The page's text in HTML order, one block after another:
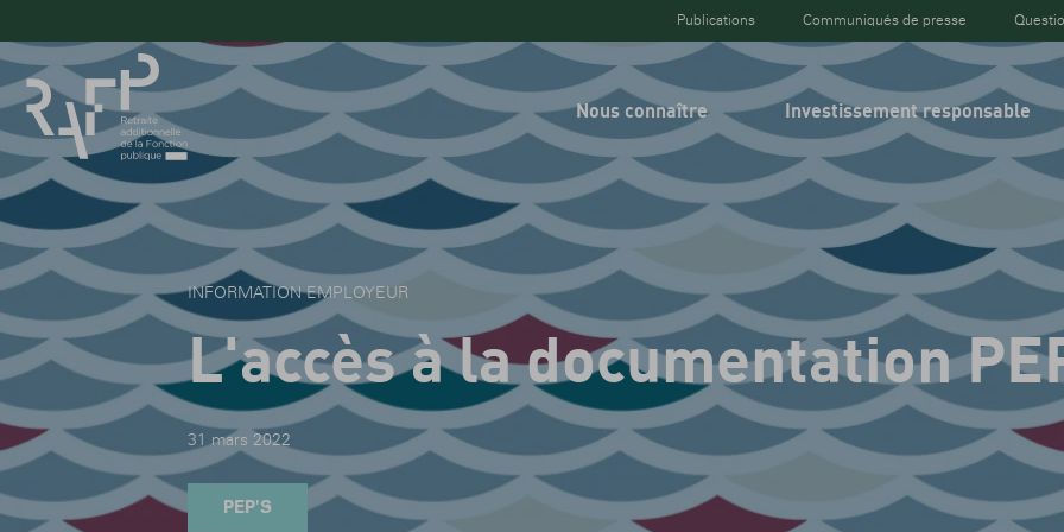
Top
header
Publications Communiqués de presse
Navigation
principale
Nous connaître Investissement responsable
INFORMATION EMPLOYEUR
L'accès à la documentation
31 mars 2022
PEP'S